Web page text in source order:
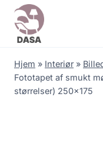
Skip
content
Hjem » Interiør »
Fototapet af smukt
størrelser) 250×175